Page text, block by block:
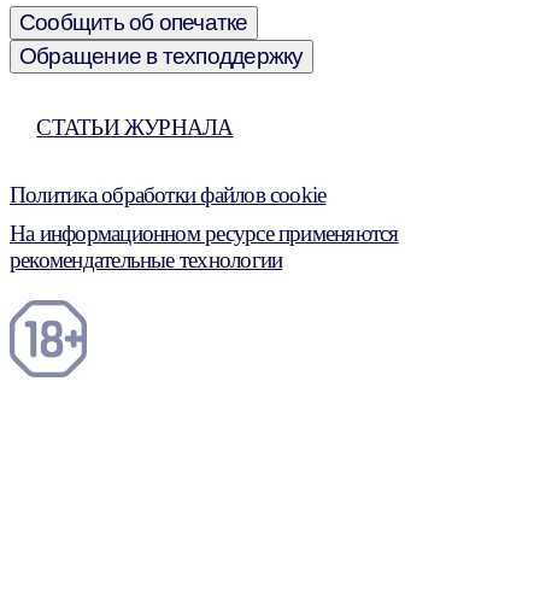
Сообщить об опечатке
Обращение в техподдержку
СТАТЬИ ЖУРНАЛА
Политика обработки файлов cookie
На информационном ресурсе применяются
рекомендательные технологии